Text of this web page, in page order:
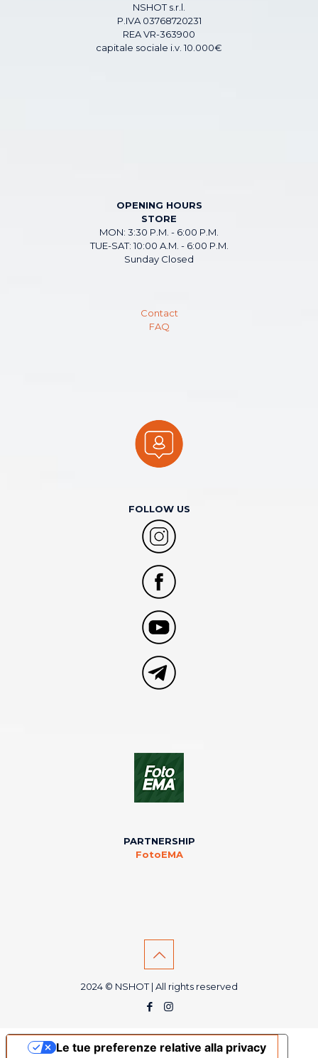
NSHOT s.r.l.
P.IVA 03768720231
REA VR-363900
capitale sociale i.v. 10.000€
OPENING HOURS
STORE
MON: 3:30 P.M. - 6:00 P.M.
TUE-SAT: 10:00 A.M. - 6:00 P.M.
Sunday Closed
Contact
FAQ
FOLLOW US
PARTNERSHIP
FotoEMA
2024 © NSHOT | All rights reserved
Le tue preferenze relative alla privacy